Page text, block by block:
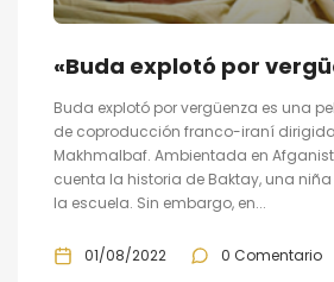
Buda explotó por vergüenza es una
de coproducción franco-iraní dirigida
Makhmalbaf. Ambientada en
cuenta la historia de Baktay, una
la escuela. Sin embargo, en...
01/08/2022 0 Comentario